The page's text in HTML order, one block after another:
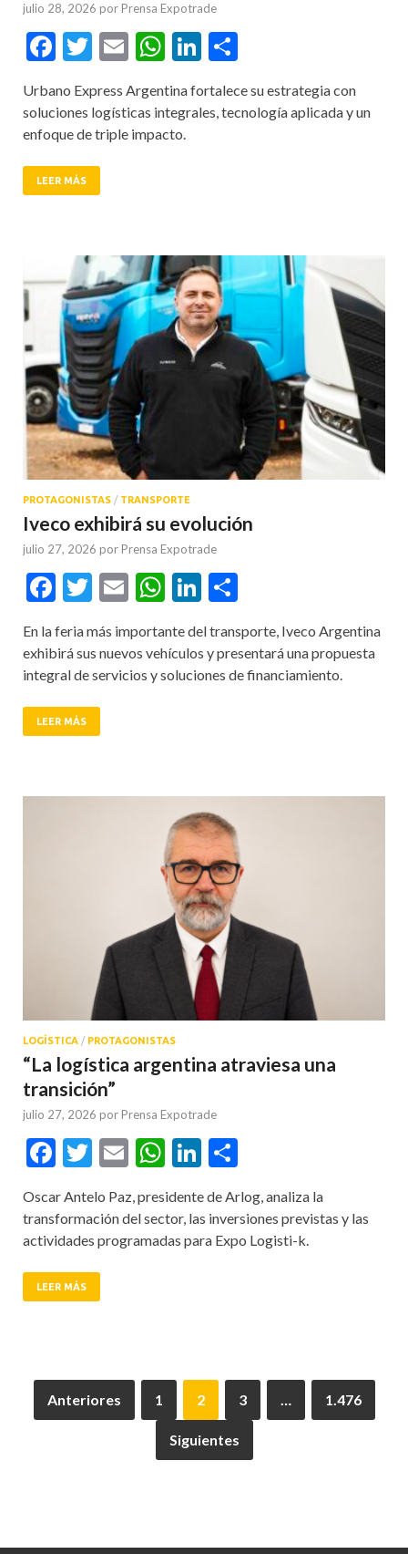
julio 28, 2026 por Prensa Expotrade
Facebook
Twitter
EmailWhatsApp
LinkedIn
Urbano Express Argentina fortalece su estrategia con
soluciones logísticas integrales, tecnología aplicada y un
enfoque de triple impacto.
LEER MÁS
PROTAGONISTAS / TRANSPORTE
Iveco exhibirá su evolución
julio 27, 2026 por Prensa Expotrade
Facebook
Twitter
EmailWhatsApp
LinkedIn
En la feria más importante del transporte, Iveco Argentina
exhibirá sus nuevos vehículos y presentará una propuesta
integral de servicios y soluciones de financiamiento.
LEER MÁS
LOGÍSTICA / PROTAGONISTAS
“La logística argentina atraviesa una
transición”
julio 27, 2026 por Prensa Expotrade
Facebook
Twitter
EmailWhatsApp
LinkedIn
Oscar Antelo Paz, presidente de Arlog, analiza la
transformación del sector, las inversiones previstas y las
actividades programadas para Expo Logisti-k.
LEER MÁS
Anteriores 1 2 3 … 1.476
Siguientes